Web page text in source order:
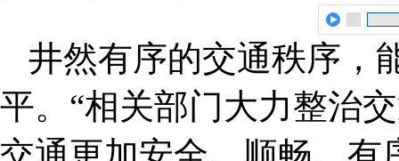
井然有序的交通秩序，
平。“相关部门大力整治